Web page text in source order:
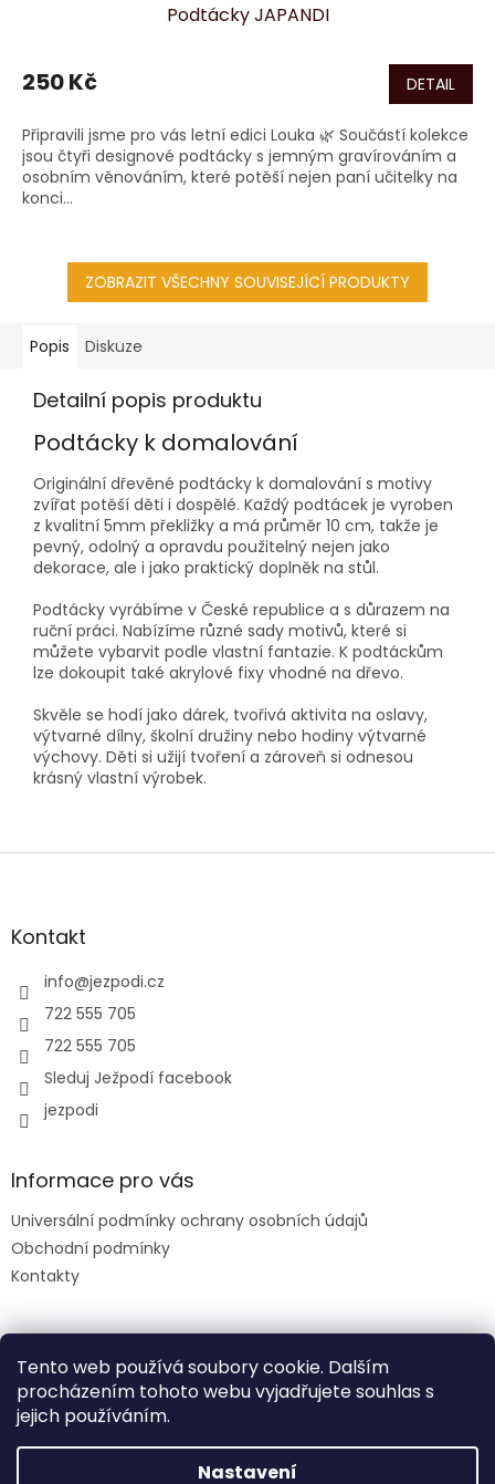
Tento web používá soubory cookie. Dalším
procházením tohoto webu vyjadřujete souhlas s
jejich používáním.
Nastavení
slevový kód: DENDETI
Podtácky JAPANDI
250 Kč DETAIL
Připravili jsme pro vás letní edici Louka 🌿 Součástí kolekce
jsou čtyři designové podtácky s jemným gravírováním a
osobním věnováním, které potěší nejen paní učitelky na
konci...
ZOBRAZIT VŠECHNY SOUVISEJÍCÍ PRODUKTY
Popis Diskuze
Detailní popis produktu
Podtácky k domalování
Originální dřevěné podtácky k domalování s motivy
zvířat potěší děti i dospělé. Každý podtácek je vyroben
z kvalitní 5mm překližky a má průměr 10 cm, takže je
pevný, odolný a opravdu použitelný nejen jako
dekorace, ale i jako praktický doplněk na stůl.
Podtácky vyrábíme v České republice a s důrazem na
ruční práci. Nabízíme různé sady motivů, které si
můžete vybarvit podle vlastní fantazie. K podtáckům
lze dokoupit také akrylové fixy vhodné na dřevo.
Skvěle se hodí jako dárek, tvořivá aktivita na oslavy,
výtvarné dílny, školní družiny nebo hodiny výtvarné
výchovy. Děti si užijí tvoření a zároveň si odnesou
krásný vlastní výrobek.
Z
aKontakt
info@jezpodi.cz
722 555 705
722 555 705
Sleduj Ježpodí facebook
jezpodi
Informace pro vás
Universální podmínky ochrany osobních údajů
Obchodní podmínky
Kontakty
Facebook
Vytvořil Shoptet